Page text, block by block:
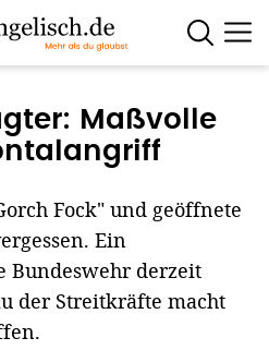
Maßvolle
Fock" und geöffnete
Ein
Bundeswehr derzeit
der Streitkräfte macht